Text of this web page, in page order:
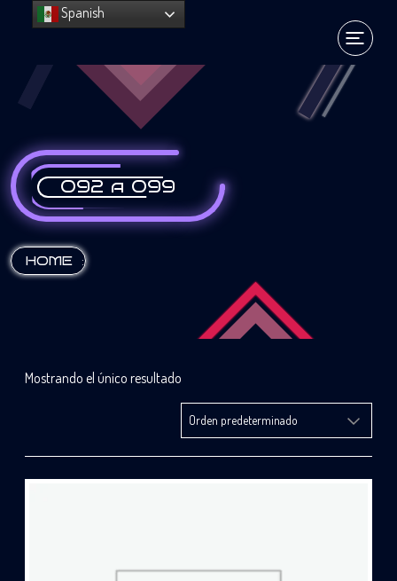
092 a 099
HOME :
Mostrando el único resultado
Spanish